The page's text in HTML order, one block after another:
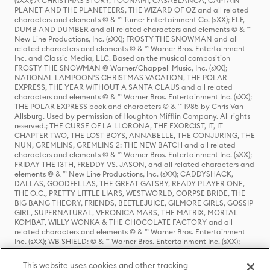
PLANET AND THE PLANETEERS, THE WIZARD OF OZ and all related
characters and elements © & ™ Turner Entertainment Co. (sXX); ELF,
DUMB AND DUMBER and all related characters and elements © & ™
New Line Productions, Inc. (sXX); FROSTY THE SNOWMAN and all
related characters and elements © & ™ Warner Bros. Entertainment
Inc. and Classic Media, LLC. Based on the musical composition
FROSTY THE SNOWMAN © Warner/Chappell Music, Inc. (sXX);
NATIONAL LAMPOON'S CHRISTMAS VACATION, THE POLAR
EXPRESS, THE YEAR WITHOUT A SANTA CLAUS and all related
characters and elements © & ™ Warner Bros. Entertainment Inc. (sXX);
THE POLAR EXPRESS book and characters © & ™ 1985 by Chris Van
Allsburg. Used by permission of Houghton Mifflin Company. All rights
reserved.; THE CURSE OF LA LLORONA, THE EXORCIST, IT, IT
CHAPTER TWO, THE LOST BOYS, ANNABELLE, THE CONJURING, THE
NUN, GREMLINS, GREMLINS 2: THE NEW BATCH and all related
characters and elements © & ™ Warner Bros. Entertainment Inc. (sXX);
FRIDAY THE 13TH, FREDDY VS. JASON, and all related characters and
elements © & ™ New Line Productions, Inc. (sXX); CADDYSHACK,
DALLAS, GOODFELLAS, THE GREAT GATSBY, READY PLAYER ONE,
THE O.C., PRETTY LITTLE LIARS, WESTWORLD, CORPSE BRIDE, THE
BIG BANG THEORY, FRIENDS, BEETLEJUICE, GILMORE GIRLS, GOSSIP
GIRL, SUPERNATURAL, VERONICA MARS, THE MATRIX, MORTAL
KOMBAT, WILLY WONKA & THE CHOCOLATE FACTORY and all
related characters and elements © & ™ Warner Bros. Entertainment
Inc. (sXX); WB SHIELD: © & ™ Warner Bros. Entertainment Inc. (sXX);
HOUSE OF THE DRAGON, GAME OF THRONES, and all related
characters and elements © & ™ Home Box Office, Inc. (sXX); CHILLING
This website uses cookies and other tracking